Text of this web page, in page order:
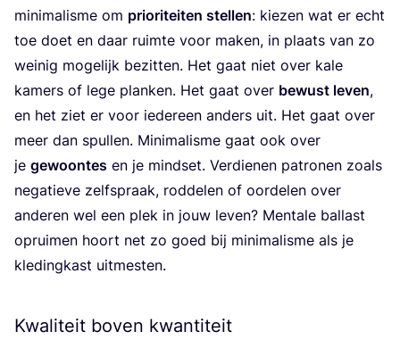
mini­ma­lis­me om pri­o­ri­tei­ten stel­len: kie­zen wat er echt
toe doet en daar ruim­te voor maken, in plaats van zo
wei­nig moge­lijk bezit­ten. Het gaat niet over kale
kamers of lege plan­ken. Het gaat over bewust leven,
en het ziet er voor ieder­een anders uit. Het gaat over
meer dan spul­len. Mini­ma­lis­me gaat ook over
je gewoon­tes en je mind­set. Ver­die­nen patro­nen zoals
nega­tie­ve zelf­spraak, rod­de­len of oor­de­len over
ande­ren wel een plek in jouw leven? Men­ta­le bal­last
oprui­men hoort net zo goed bij mini­ma­lis­me als je
kle­ding­kast uitmesten.
Kwaliteit boven kwantiteit